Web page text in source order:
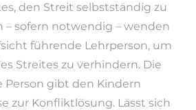
den Streit selbstständig zu
– sofern notwendig – wenden
führende Lehrperson, um
Streites zu verhindern. Die
Person gibt den Kindern
zur Konfliktlösung. Lässt sich